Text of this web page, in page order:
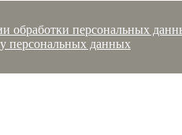
обработки персональных
персональных данных